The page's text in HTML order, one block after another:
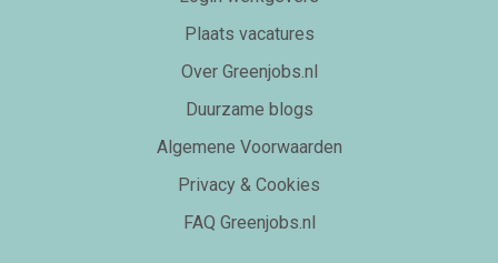
Plaats vacatures
Over Greenjobs.nl
Duurzame blogs
Algemene Voorwaarden
Privacy & Cookies
FAQ Greenjobs.nl